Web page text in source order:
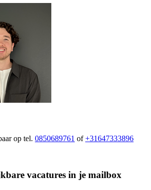
op tel. 0850689761 of+31647333896
vacatures in je mailbox